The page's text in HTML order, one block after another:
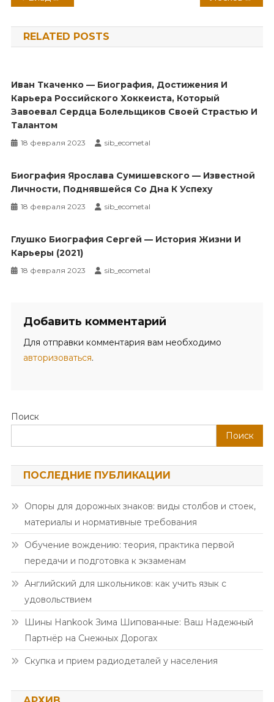
по
записям
RELATED POSTS
Иван Ткаченко — Биография, Достижения И
Карьера Российского Хоккеиста, Который
Завоевал Сердца Болельщиков Своей Страстью И
Талантом
18 февраля 2023 sib_ecometal
Биография Ярослава Сумишевского — Известной
Личности, Поднявшейся Со Дна К Успеху
18 февраля 2023 sib_ecometal
Глушко Биография Сергей — История Жизни И
Карьеры (2021)
18 февраля 2023 sib_ecometal
Добавить комментарий
Для отправки комментария вам необходимо
авторизоваться.
Поиск
Поиск
ПОСЛЕДНИЕ ПУБЛИКАЦИИ
Опоры для дорожных знаков: виды столбов и стоек,
материалы и нормативные требования
Обучение вождению: теория, практика первой
передачи и подготовка к экзаменам
Английский для школьников: как учить язык с
удовольствием
Шины Hankook Зима Шипованные: Ваш Надежный
Партнёр на Снежных Дорогах
Скупка и прием радиодеталей у населения